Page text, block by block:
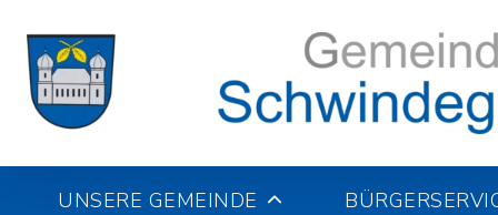
UNSERE GEMEINDE